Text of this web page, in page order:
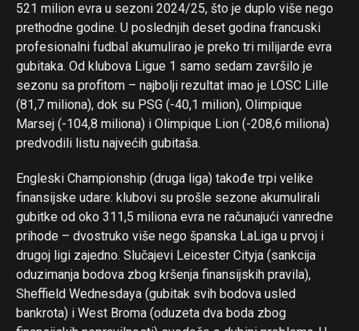
521 milion evra u sezoni 2024/25, što je duplo više nego
prethodne godine. U poslednjih deset godina francuski
profesionalni fudbal akumulirao je preko tri milijarde evra
gubitaka. Od klubova Ligue 1 samo sedam završilo je
sezonu sa profitom – najbolji rezultat imao je LOSC Lille
(81,7 miliona), dok su PSG (-40,1 milion), Olimpique
Marsej (-104,8 miliona) i Olimpique Lion (-208,6 miliona)
predvodili listu najvećih gubitaša.
Engleski Championship (druga liga) takođe trpi velike
finansijske udare: klubovi su prošle sezone akumulirali
gubitke od oko 311,5 miliona evra ne računajući vanredne
prihode – dvostruko više nego španska LaLiga u prvoj i
drugoj ligi zajedno. Slučajevi Leicester Cityja (sankcija
oduzimanja bodova zbog kršenja finansijskih pravila),
Sheffield Wednesdaya (gubitak svih bodova usled
bankrota) i West Broma (oduzeta dva boda zbog